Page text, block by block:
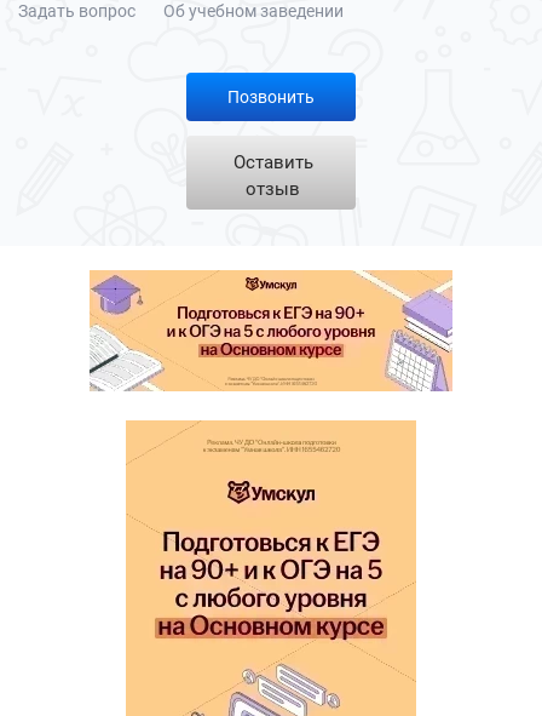
Задать вопрос
Об учебном заведении
Позвонить
Оставить
отзыв